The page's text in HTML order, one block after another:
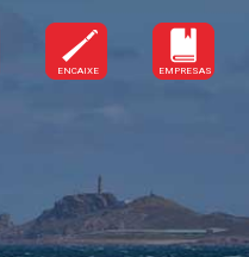
ENCAIXE EMPRESAS